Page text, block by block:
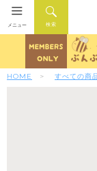
検索
メニュー
HOME すべての商